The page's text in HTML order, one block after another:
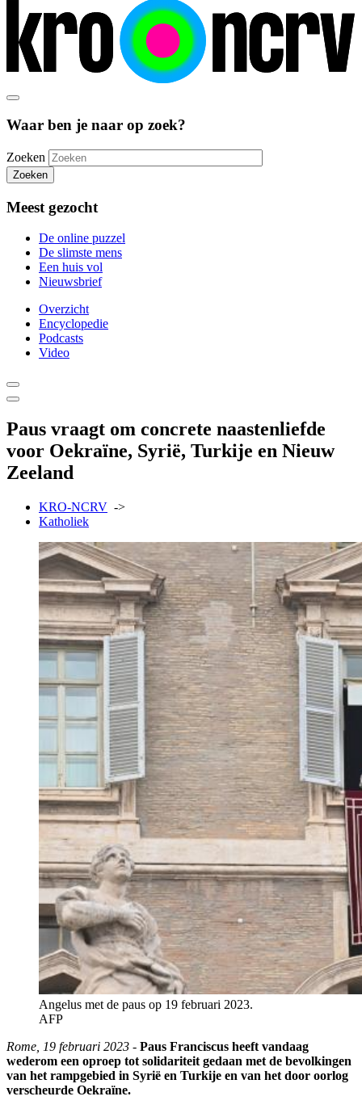
Waar ben je naar op zoek?
Zoeken
Zoeken
Meest gezocht
De online puzzel
De slimste mens
Een huis vol
Nieuwsbrief
Overzicht
Encyclopedie
Podcasts
Video
Paus vraagt om concrete naastenliefde
voor Oekraïne, Syrië, Turkije en Nieuw
Zeeland
KRO-NCRV ->
Katholiek
Angelus met de paus op 19 februari 2023.
AFP
Rome, 19 februari 2023 - Paus Franciscus heeft vandaag
wederom een oproep tot solidariteit gedaan met de bevolkingen
van het rampgebied in Syrië en Turkije en van het door oorlog
verscheurde Oekraïne.